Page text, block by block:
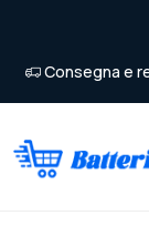
Consegna e